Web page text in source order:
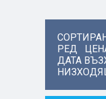
РЕД
ДАТА